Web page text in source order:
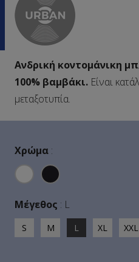
Ανδρική κοντομάνικη
100% βαμβάκι. Είναι
μεταξοτυπία.
Χρώμα :
Μέγεθος : L
S M L XL XXL